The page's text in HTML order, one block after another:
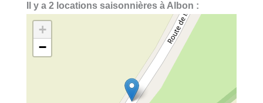
Il y a 2 locations saisonnières à Albon :
+
−